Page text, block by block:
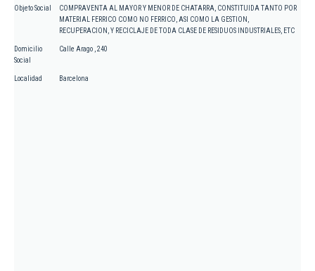
Objeto Social
COMPRAVENTA AL MAYOR Y MENOR DE CHATARRA, CONSTITUIDA TANTO POR
MATERIAL FERRICO COMO NO FERRICO, ASI COMO LA GESTION,
RECUPERACION, Y RECICLAJE DE TODA CLASE DE RESIDUOS INDUSTRIALES, ETC
Domicilio
Social
Calle Arago , 240
Localidad Barcelona